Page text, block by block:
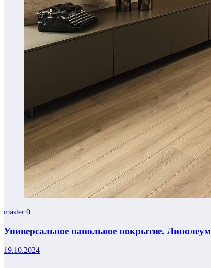
master0
Универсальное напольное покрытие. Линолеум
19.10.2024